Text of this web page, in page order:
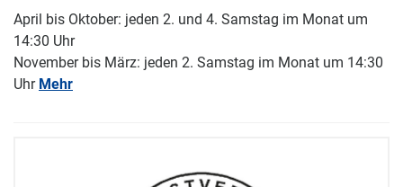
April bis Oktober: jeden 2. und 4. Samstag im Monat um
14:30 Uhr
November bis März: jeden 2. Samstag im Monat um 14:30
Uhr Mehr